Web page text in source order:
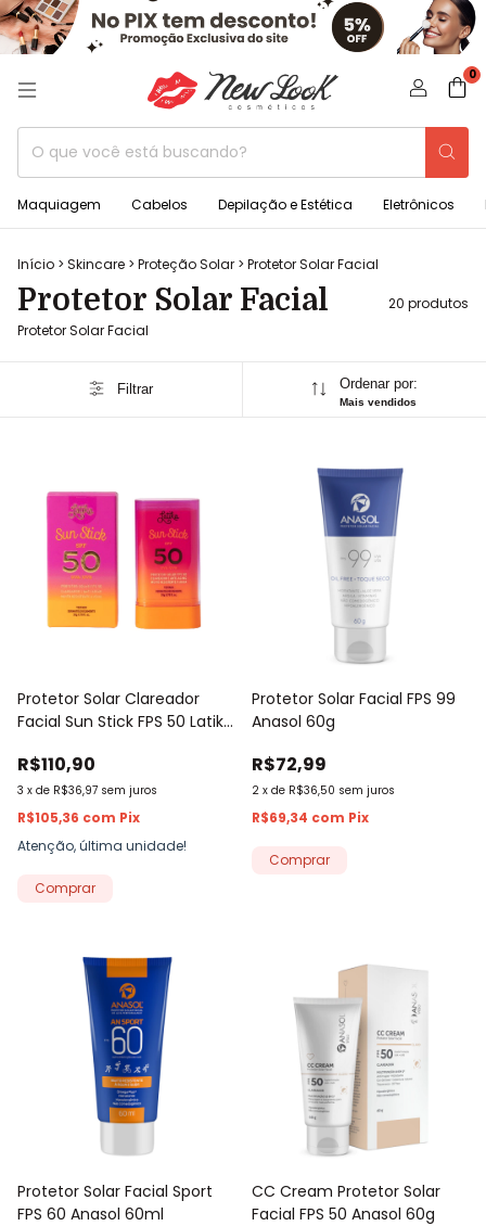
0
Maquiagem Cabelos Depilação e Estética Eletrônicos
Início > Skincare > Proteção Solar > Protetor Solar Facial
Protetor Solar Facial
20 produtos
Protetor Solar Facial
Filtrar Ordenar por:
Mais vendidos
Protetor Solar Clareador
Facial Sun Stick FPS 50 Latika
R$110,90
3 x de R$36,97 sem juros
R$105,36 com Pix
Atenção, última unidade!
Protetor Solar Facial FPS 99
Anasol 60g
R$72,99
2 x de R$36,50 sem juros
R$69,34 com Pix
Protetor Solar Facial Sport
FPS 60 Anasol 60ml
CC Cream Protetor Solar
Facial FPS 50 Anasol 60g